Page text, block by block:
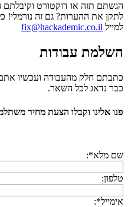
הגשתם תזה או דוקטורט
לתקן את ההערות? גם זה נורמלי!
למייל fix@hackademic.co.il
השלמת עבודות
כתבתם חלק מהעבודה ועכשיו אתם
כבר נדאג לכל השאר.
פנו אלינו וקבלו הצעת מחיר
שם מלא*:
טלפון:
אימייל*: